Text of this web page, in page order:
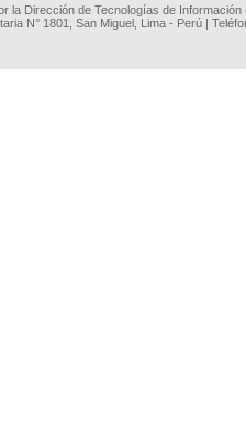
la Dirección de Tecnologías de
N° 1801, San Miguel, Lima - Perú |